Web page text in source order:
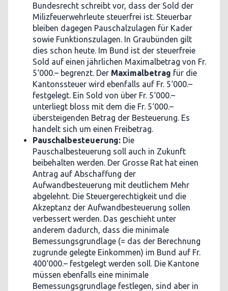
Bundesrecht schreibt vor, dass der Sold der
Milizfeuerwehrleute steuerfrei ist. Steuerbar
bleiben dagegen Pauschalzulagen für Kader
sowie Funktionszulagen. In Graubünden gilt
dies schon heute. Im Bund ist der steuerfreie
Sold auf einen jährlichen Maximalbetrag von Fr.
5‘000.– begrenzt. Der Maximalbetrag für die
Kantonssteuer wird ebenfalls auf Fr. 5‘000.–
festgelegt. Ein Sold von über Fr. 5‘000.–
unterliegt bloss mit dem die Fr. 5‘000.–
übersteigenden Betrag der Besteuerung. Es
handelt sich um einen Freibetrag.
Pauschalbesteuerung: Die
Pauschalbesteuerung soll auch in Zukunft
beibehalten werden. Der Grosse Rat hat einen
Antrag auf Abschaffung der
Aufwandbesteuerung mit deutlichem Mehr
abgelehnt. Die Steuergerechtigkeit und die
Akzeptanz der Aufwandbesteuerung sollen
verbessert werden. Das geschieht unter
anderem dadurch, dass die minimale
Bemessungsgrundlage (= das der Berechnung
zugrunde gelegte Einkommen) im Bund auf Fr.
400‘000.– festgelegt werden soll. Die Kantone
müssen ebenfalls eine minimale
Bemessungsgrundlage festlegen, sind aber in